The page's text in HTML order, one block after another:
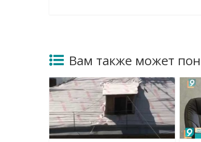
Вам также может